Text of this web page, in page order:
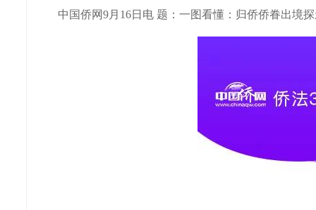
中国侨网9月16日电 题：一图看懂：归侨侨眷出境探